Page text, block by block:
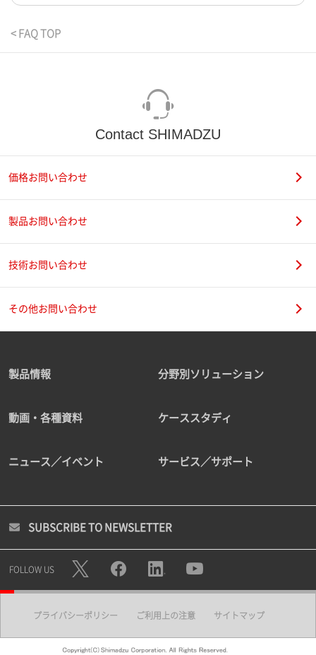
< FAQ TOP
Contact SHIMADZU
価格お問い合わせ
製品お問い合わせ
技術お問い合わせ
その他お問い合わせ
製品情報 分野別ソリューション
動画・各種資料 ケーススタディ
ニュース／イベント サービス／サポート
SUBSCRIBE TO NEWSLETTER
FOLLOW US
プライバシーポリシー ご利用上の注意 サイトマップ